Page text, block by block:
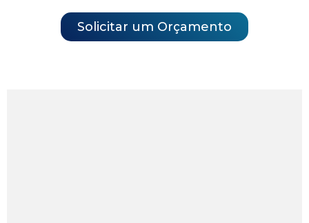
Solicitar um Orçamento